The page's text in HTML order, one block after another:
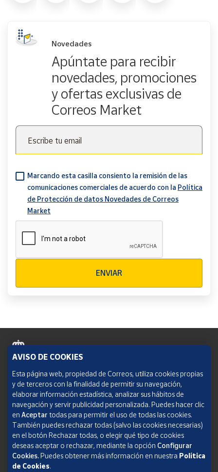
Novedades
Apúntate para recibir
novedades, promociones
y ofertas exclusivas de
Correos Market
Escribe tu email
Marcando esta casilla consiento la remisión de las
comunicaciones comerciales de acuerdo con la Política
de Protección de datos Novedades de Correos
Market
ENVIAR
Política de cookies
Aviso legal
Condiciones del servicio
Política de Privacidad Web
Informe de transparencia
SOCIEDAD ESTATAL CORREOS Y TELÉGRAFOS, S.A., S.M.E. Todos los derechos
AVISO DE COOKIES
Esta página web, propiedad de Correos, utiliza cookies propias
y de terceros con la finalidad de permitir su navegación,
elaborar información estadística, analizar sus hábitos de
navegación y servir publicidad personalizada. Puedes hacer clic
en Aceptar todas para permitir el uso de todas las cookies.
También puedes rechazar todas (salvo las cookies necesarias)
en el botón Rechazar todas, o elegir qué tipo de cookies
deseas aceptar o rechazar, mediante la opción Configurar
Cookies.Puedes obtener más información en nuestra Política
de Cookies.